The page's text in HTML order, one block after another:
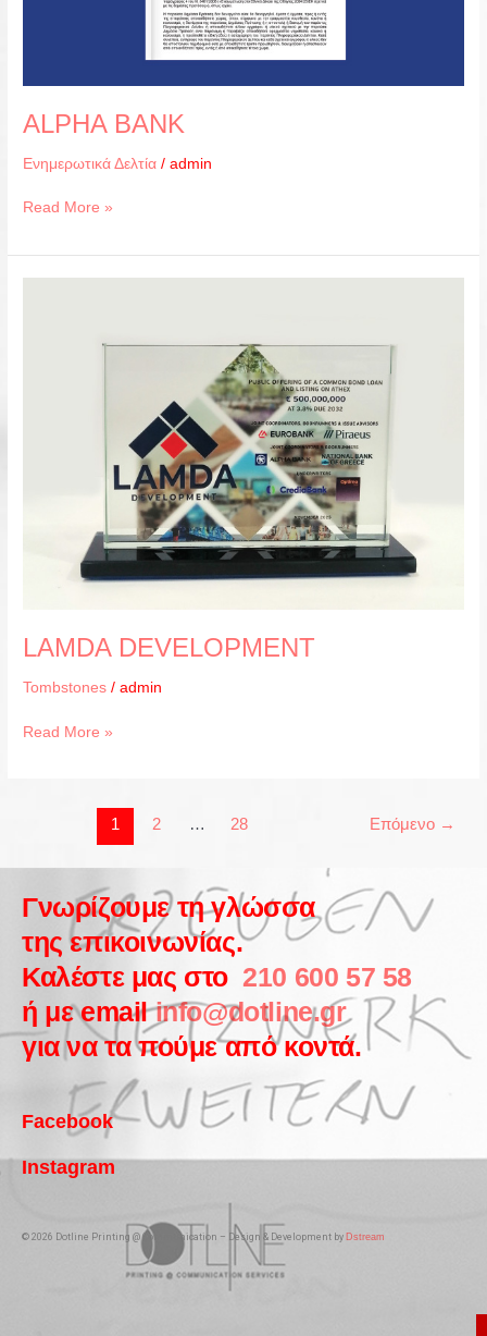
ALPHA BANK
Ενημερωτικά Δελτία /admin
Read More »
LAMDA DEVELOPMENT
Tombstones /admin
Read More »
1 2 … 28 Επόμενο →
Γνωρίζουμε τη γλώσσα
της επικοινωνίας.
Καλέστε μας στο 210 600 57 58
ή με emailinfo@dotline.gr
για να τα πούμε από κοντά.
Facebook
Instagram
© 2026 Dotline Printing @ Communication – Design & Development by Dstream